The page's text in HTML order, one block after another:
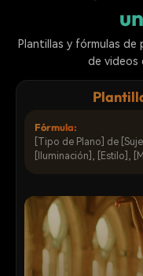
Plantillas y fórmulas de
de videos
Fórmula:
[Tipo de Plano] de
[Iluminación], [Estilo],